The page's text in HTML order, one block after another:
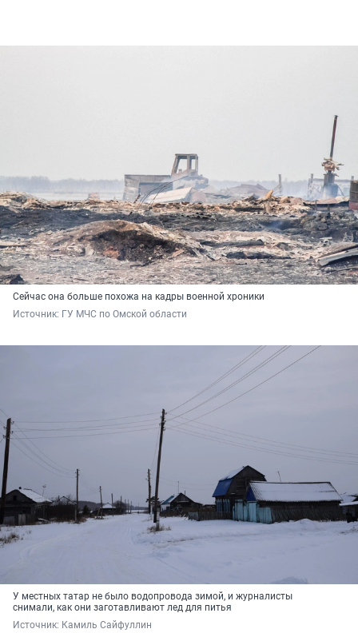
Сейчас она больше похожа на кадры военной хроники
Источник: ГУ МЧС по Омской области
У местных татар не было водопровода зимой, и журналисты
снимали, как они заготавливают лед для питья
Источник: Камиль Сайфуллин